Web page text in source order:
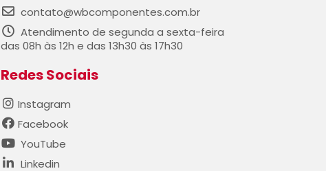
contato@wbcomponentes.com.br
Atendimento de segunda a sexta-feira
das 08h às 12h e das 13h30 às 17h30
Redes Sociais
Instagram
Facebook
YouTube
Linkedin